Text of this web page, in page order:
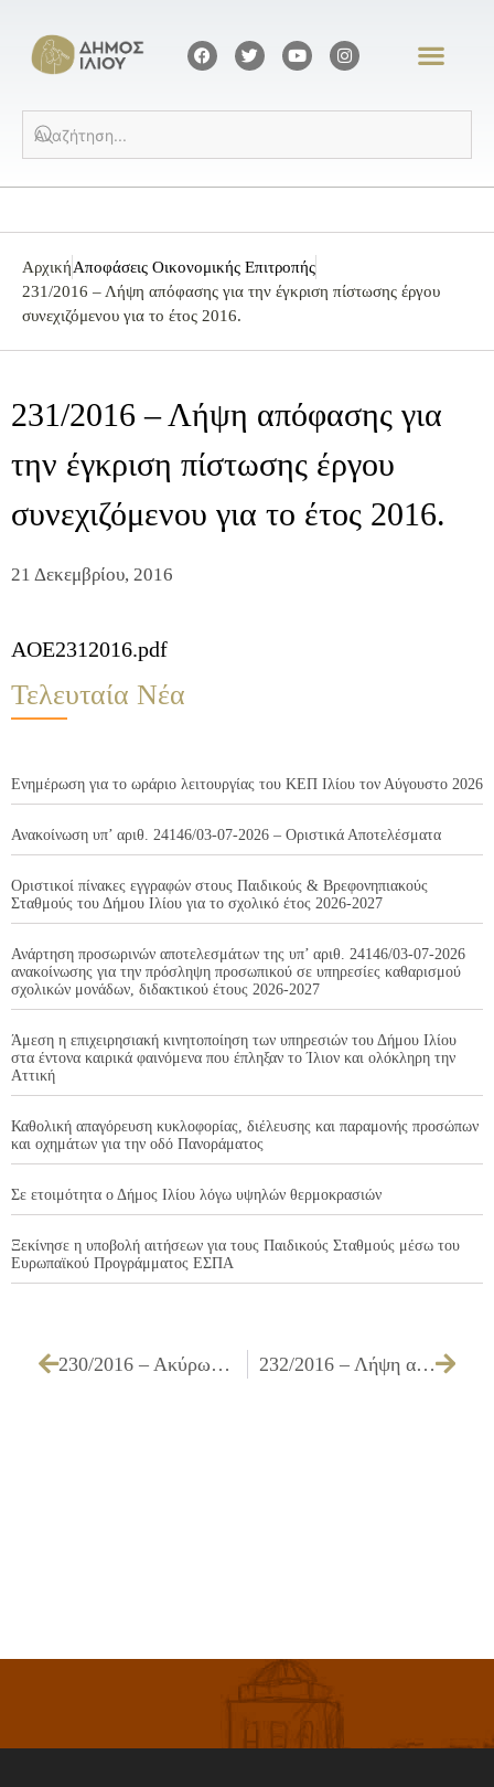
ΑρχικήΑποφάσεις Οικονομικής Επιτροπής
231/2016 – Λήψη απόφασης για την έγκριση πίστωσης έργου
συνεχιζόμενου για το έτος 2016.
231/2016 – Λήψη απόφασης για
την έγκριση πίστωσης έργου
συνεχιζόμενου για το έτος 2016.
21 Δεκεμβρίου, 2016
AOE2312016.pdf
Τελευταία Νέα
Ενημέρωση για το ωράριο λειτουργίας του ΚΕΠ Ιλίου τον Αύγουστο 2026
Ανακοίνωση υπ’ αριθ. 24146/03-07-2026 – Οριστικά Αποτελέσματα
Οριστικοί πίνακες εγγραφών στους Παιδικούς & Βρεφονηπιακούς
Σταθμούς του Δήμου Ιλίου για το σχολικό έτος 2026-2027
Ανάρτηση προσωρινών αποτελεσμάτων της υπ’ αριθ. 24146/03-07-2026
ανακοίνωσης για την πρόσληψη προσωπικού σε υπηρεσίες καθαρισμού
σχολικών μονάδων, διδακτικού έτους 2026-2027
Άμεση η επιχειρησιακή κινητοποίηση των υπηρεσιών του Δήμου Ιλίου
στα έντονα καιρικά φαινόμενα που έπληξαν το Ίλιον και ολόκληρη την
Αττική
Καθολική απαγόρευση κυκλοφορίας, διέλευσης και παραμονής προσώπων
και οχημάτων για την οδό Πανοράματος
Σε ετοιμότητα ο Δήμος Ιλίου λόγω υψηλών θερμοκρασιών
Ξεκίνησε η υποβολή αιτήσεων για τους Παιδικούς Σταθμούς μέσω του
Ευρωπαϊκού Προγράμματος ΕΣΠΑ
230/2016 – Ακύρωση της ΑΟΕ 131/2016 περί έγκρισης πίστωσης & τεχνικών προδιαγραφών για την «Προμήθεια φωτιστικών σωμάτων στο κλειστό Γυμναστήριο «Πεταλούδα» και ανατροπή της ΑΑΥ 466/2016». 232/2016 – Λήψη απόφασης για τον καθορισμό της διαδικασίας για τις εγγραφές – επανεγγραφές στους Παιδικούς και Βρεφονηπιακούς Σταθμούς του Δήμου μας, για το σχολικό έτος 2016-2017.